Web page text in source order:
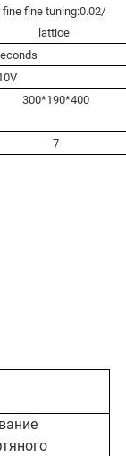
fine fine tuning:0.02/
lattice
300*190*400
7